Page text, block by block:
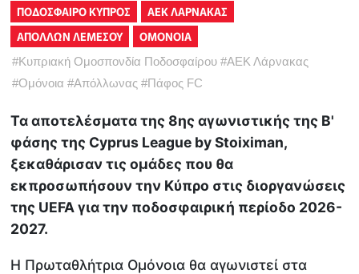
ΠΟΔΟΣΦΑΙΡΟ ΚΥΠΡΟΣ
ΑΕΚ ΛΑΡΝΑΚΑΣ
ΑΠΟΛΛΩΝ ΛΕΜΕΣΟΥ
ΟΜΟΝΟΙΑ
#Κυπριακή Ομοσπονδία Ποδοσφαίρου #ΑΕΚ Λάρνακας
#Ομόνοια #Απόλλωνας #Πάφος FC
Τα αποτελέσματα της 8ης αγωνιστικής της Β'
φάσης της Cyprus League by Stoiximan,
ξεκαθάρισαν τις ομάδες που θα
εκπροσωπήσουν την Κύπρο στις διοργανώσεις
της UEFA για την ποδοσφαιρική περίοδο 2026-
2027.
Η Πρωταθλήτρια Ομόνοια θα αγωνιστεί στα